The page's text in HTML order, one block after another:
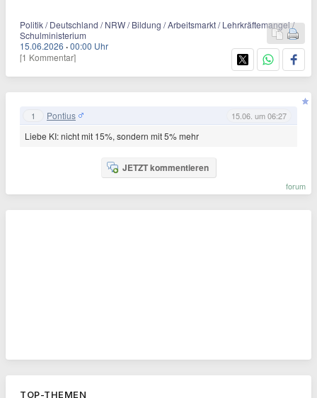
Politik / Deutschland / NRW / Bildung / Arbeitsmarkt / Lehrkräftemangel /
Schulministerium
15.06.2026 ·00:00 Uhr
[1 Kommentar]
1 Pontius 15.06. um 06:27
Liebe KI: nicht mit 15%, sondern mit 5% mehr
JETZT kommentieren
forum
TOP-THEMEN